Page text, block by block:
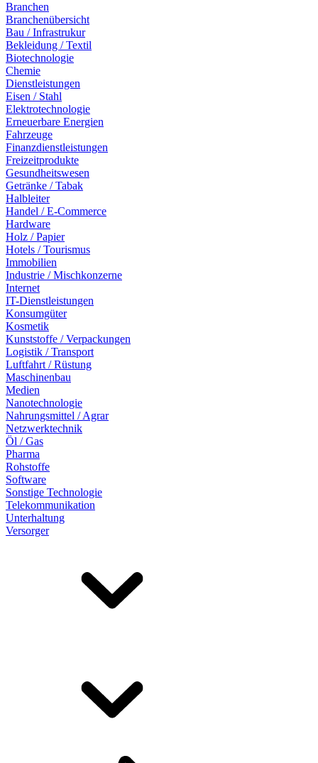
Branchen
Branchenübersicht
Bau / Infrastrukur
Bekleidung / Textil
Biotechnologie
Chemie
Dienstleistungen
Eisen / Stahl
Elektrotechnologie
Erneuerbare Energien
Fahrzeuge
Finanzdienstleistungen
Freizeitprodukte
Gesundheitswesen
Getränke / Tabak
Halbleiter
Handel / E-Commerce
Hardware
Holz / Papier
Hotels / Tourismus
Immobilien
Industrie / Mischkonzerne
Internet
IT-Dienstleistungen
Konsumgüter
Kosmetik
Kunststoffe / Verpackungen
Logistik / Transport
Luftfahrt / Rüstung
Maschinenbau
Medien
Nanotechnologie
Nahrungsmittel / Agrar
Netzwerktechnik
Öl / Gas
Pharma
Rohstoffe
Software
Sonstige Technologie
Telekommunikation
Unterhaltung
Versorger